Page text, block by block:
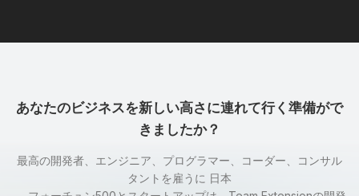
あなたのビジネスを新しい高さに連れて行く準備がで
きましたか？
最高の開発者、エンジニア、プログラマー、コーダー、コンサル
タントを雇うに 日本